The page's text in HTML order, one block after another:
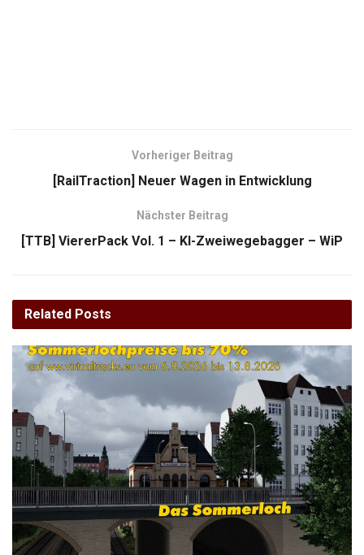
Vorheriger Beitrag
[RailTraction] Neuer Wagen in Entwicklung
Nächster Beitrag
[TTB] ViererPack Vol. 1 – KI-Zweiwegebagger – WiP
Related Posts